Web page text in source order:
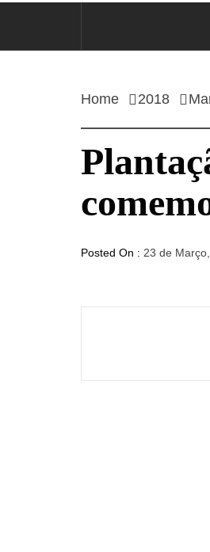
Home 2018
Posted On : 23 de